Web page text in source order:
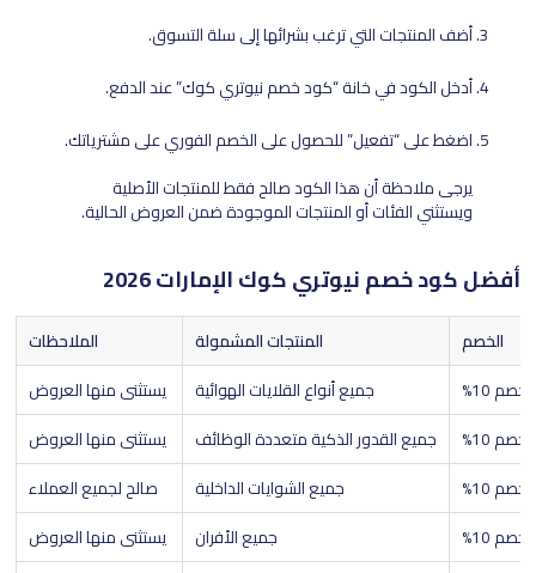
أضف المنتجات التي ترغب بشرائها إلى سلة التسوق.
أدخل الكود في خانة “كود خصم نيوتري كوك” عند الدفع.
اضغط على “تفعيل” للحصول على الخصم الفوري على مشترياتك.
يرجى ملاحظة أن هذا الكود صالح فقط للمنتجات الأصلية
ويستثني الفئات أو المنتجات الموجودة ضمن العروض الحالية.
أفضل كود خصم نيوتري كوك الإمارات 2026
الخصم المنتجات المشمولة
الملاحظات
خصم 10%
جميع أنواع القلايات الهوائية
يستثنى منها العروض
خصم 10%
جميع القدور الذكية متعددة الوظائف
يستثنى منها العروض
خصم 10%
جميع الشوايات الداخلية
صالح لجميع العملاء
خصم 10%
جميع الأفران
يستثنى منها العروض